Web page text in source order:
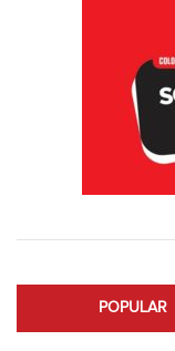
POPULAR